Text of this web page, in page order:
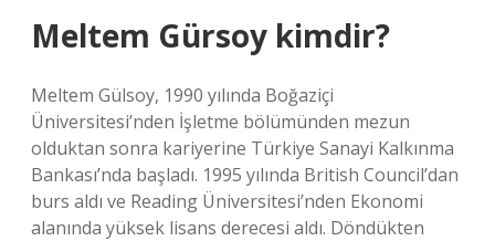
Meltem Gürsoy kimdir?
Meltem Gülsoy, 1990 yılında Boğaziçi
Üniversitesi’nden İşletme bölümünden mezun
olduktan sonra kariyerine Türkiye Sanayi Kalkınma
Bankası’nda başladı. 1995 yılında British Council’dan
burs aldı ve Reading Üniversitesi’nden Ekonomi
alanında yüksek lisans derecesi aldı. Döndükten